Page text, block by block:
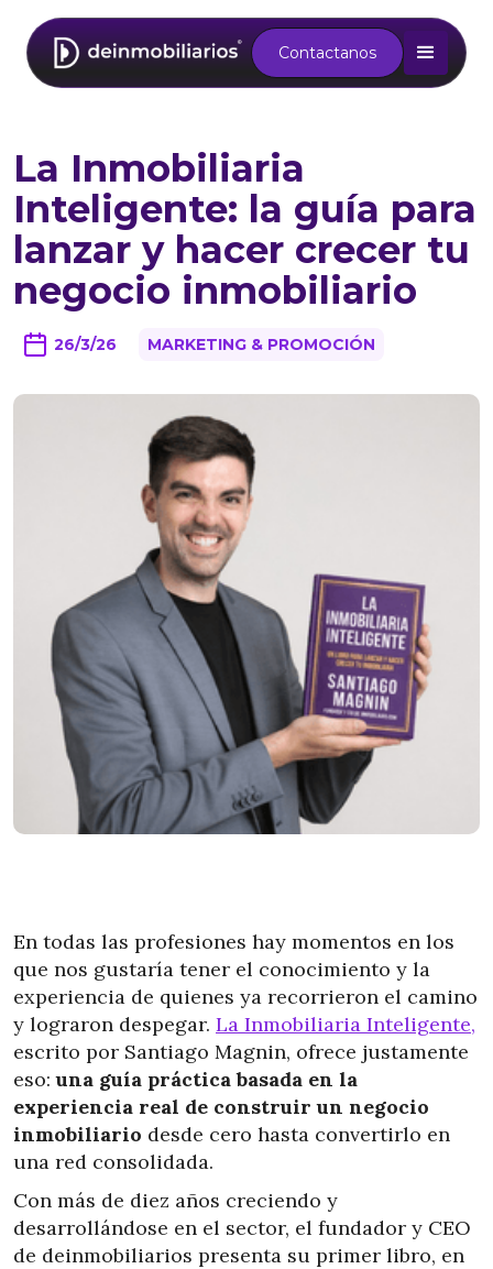
La Inmobiliaria
Inteligente: la guía para
lanzar y hacer crecer tu
negocio inmobiliario
26/3/26 MARKETING & PROMOCIÓN
Contactanos
En todas las profesiones hay momentos en los
que nos gustaría tener el conocimiento y la
experiencia de quienes ya recorrieron el camino
y lograron despegar. La Inmobiliaria Inteligente,
escrito por Santiago Magnin, ofrece justamente
eso:una guía práctica basada en la
experiencia real de construir un negocio
inmobiliario desde cero hasta convertirlo en
una red consolidada.
Con más de diez años creciendo y
desarrollándose en el sector, el fundador y CEO
de deinmobiliarios presenta su primer libro, en